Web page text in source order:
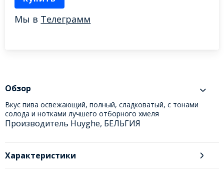
Мы в Телеграмм
Обзор
Вкус пива освежающий, полный, сладковатый, с тонами
солода и нотками лучшего отборного хмеля
Производитель Huyghe, БЕЛЬГИЯ
Характеристики